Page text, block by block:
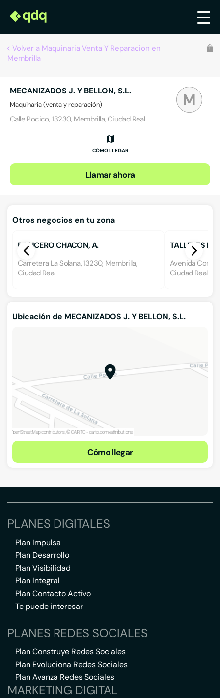
Volver a Maquinaria Venta Y Reparacion en
Membrilla
M
MECANIZADOS J. Y BELLON, S.L.
Maquinaria (venta y reparación)
Calle Pocico, 13230, Membrilla, Ciudad Real
CÓMO LLEGAR
Llamar ahora
Otros negocios en tu zona
RONCERO CHACON, A.
Carretera La Solana, 13230, Membrilla,
Ciudad Real
TALLERES DE
Avenida
Ciudad Real
Ubicación de MECANIZADOS J. Y BELLON, S.L.
Cómo llegar
PLANES DIGITALES
Plan Impulsa
Plan Desarrollo
Plan Visibilidad
Plan Integral
Plan Contacto Activo
Te puede interesar
PLANES REDES SOCIALES
Plan Construye Redes Sociales
Plan Evoluciona Redes Sociales
Plan Avanza Redes Sociales
MARKETING DIGITAL